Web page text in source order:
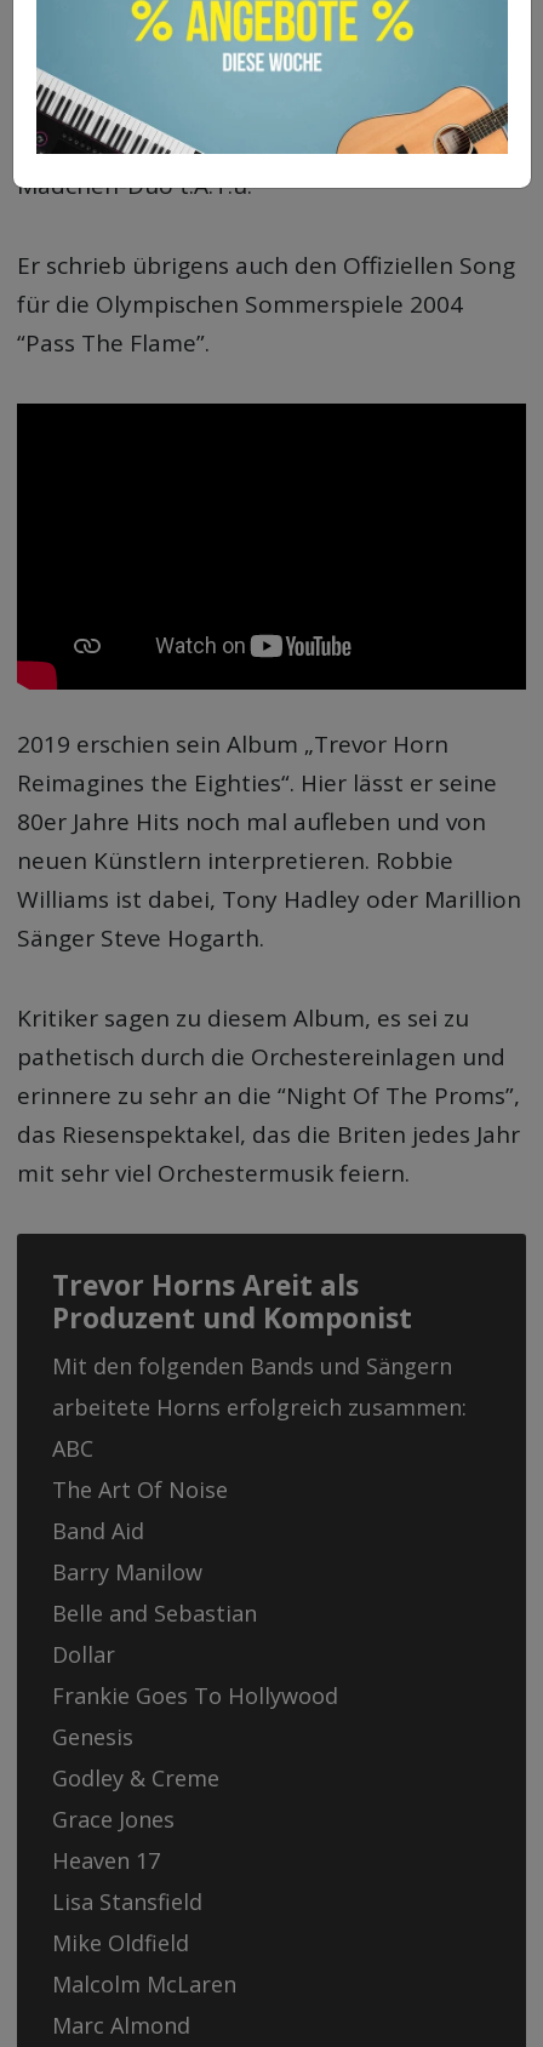
jähriges Musikschaffen feiern mit einer Revue
in London, zu der er alle Künstler, mit denen
er in seiner Laufbahn Hits hatte, einlud: Seal,
FGTH, die Band Dollar oder auch das
Mädchen-Duo t.A.T.u.
Er schrieb übrigens auch den Offiziellen Song
für die Olympischen Sommerspiele 2004
“Pass The Flame”.
2019 erschien sein Album „Trevor Horn
Reimagines the Eighties“. Hier lässt er seine
80er Jahre Hits noch mal aufleben und von
neuen Künstlern interpretieren. Robbie
Williams ist dabei, Tony Hadley oder Marillion
Sänger Steve Hogarth.
Kritiker sagen zu diesem Album, es sei zu
pathetisch durch die Orchestereinlagen und
erinnere zu sehr an die “Night Of The Proms”,
das Riesenspektakel, das die Briten jedes Jahr
mit sehr viel Orchestermusik feiern.
Trevor Horns Areit als
Produzent und Komponist
Mit den folgenden Bands und Sängern
arbeitete Horns erfolgreich zusammen:
ABC
The Art Of Noise
Band Aid
Barry Manilow
Belle and Sebastian
Dollar
Frankie Goes To Hollywood
Genesis
Godley & Creme
Grace Jones
Heaven 17
Lisa Stansfield
Mike Oldfield
Malcolm McLaren
Marc Almond